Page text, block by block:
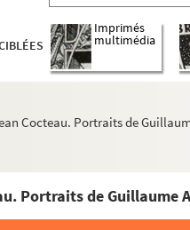
Imprimés
multimédia
Cocteau. Portraits de
Portraits de Guillaume